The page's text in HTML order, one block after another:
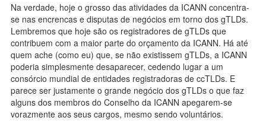
Na verdade, hoje o grosso das atividades da ICANN concentra-
se nas encrencas e disputas de negócios em torno dos gTLDs.
Lembremos que hoje são os registradores de gTLDs que
contribuem com a maior parte do orçamento da ICANN. Há até
quem ache (como eu) que, se não existissem gTLDs, a ICANN
poderia simplesmente desaparecer, cedendo lugar a um
consórcio mundial de entidades registradoras de ccTLDs. E
parece ser justamente o grande negócio dos gTLDs o que faz
alguns dos membros do Conselho da ICANN apegarem-se
vorazmente aos seus cargos, mesmo sendo voluntários.